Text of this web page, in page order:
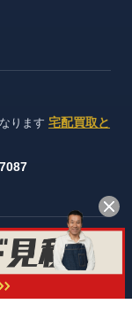
ります 宅配買取と
許可証番号：第